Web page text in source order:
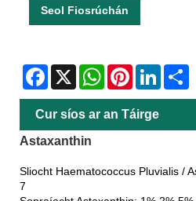
Seol Fiosrúchán
Facebook
X WhatsAppPinterestLinkedIn
Cur síos ar an Táirge
Astaxanthin
Sliocht Haematococcus Pluvialis /
7